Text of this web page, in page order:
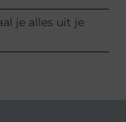
je alles uit je